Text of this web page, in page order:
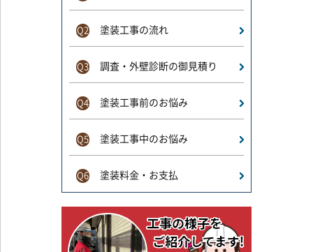
Q2 塗装工事の流れ
Q3 調査・外壁診断の御見積り
Q4 塗装工事前のお悩み
Q5 塗装工事中のお悩み
Q6 塗装料金・お支払